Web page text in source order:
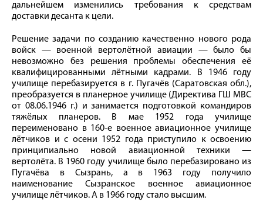
дальнейшем изменились требования к средствам
доставки десанта к цели.
Решение задачи по созданию качественно нового рода
войск — военной вертолётной авиации — было бы
невозможно без решения проблемы обеспечения её
квалифицированными лётными кадрами. В 1946 году
училище перебазируется в г. Пугачёв (Саратовская обл.),
преобразуется в планерное училище (Директива ГШ МВС
от 08.06.1946 г.) и занимается подготовкой командиров
тяжёлых планеров. В мае 1952 года училище
переименовано в 160-е военное авиационное училище
лётчиков и с осени 1952 года приступило к освоению
принципиально новой авиационной техники —
вертолёта. В 1960 году училище было перебазировано из
Пугачёва в Сызрань, а в 1963 году получило
наименование Сызранское военное авиационное
училище лётчиков. А в 1966 году стало высшим.